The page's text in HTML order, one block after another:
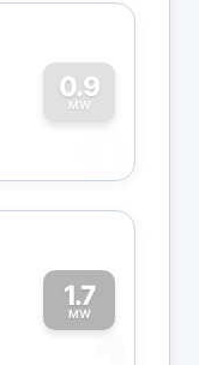
0.9
MW
0
1.7
MW